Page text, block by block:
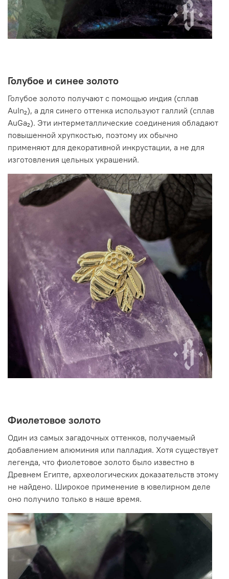
Голубое и синее золото
Голубое золото получают с помощью индия (сплав
AuIn₂), а для синего оттенка используют галлий (сплав
AuGa₂). Эти интерметаллические соединения обладают
повышенной хрупкостью, поэтому их обычно
применяют для декоративной инкрустации, а не для
изготовления цельных украшений.
Фиолетовое золото
Один из самых загадочных оттенков, получаемый
добавлением алюминия или палладия. Хотя существует
легенда, что фиолетовое золото было известно в
Древнем Египте, археологических доказательств этому
не найдено. Широкое применение в ювелирном деле
оно получило только в наше время.